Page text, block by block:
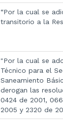
“Por la cual se
transitorio a la
"Por la cual se
Técnico para el
Saneamiento
derogan las
0424 de 2001,
2005 y 2320 de